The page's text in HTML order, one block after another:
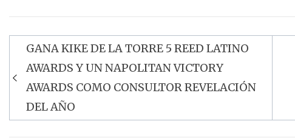
Navegación
de
entradas
GANA KIKE DE LA TORRE 5 REED LATINO
AWARDS Y UN NAPOLITAN VICTORY
AWARDS COMO CONSULTOR REVELACIÓN
DEL AÑO